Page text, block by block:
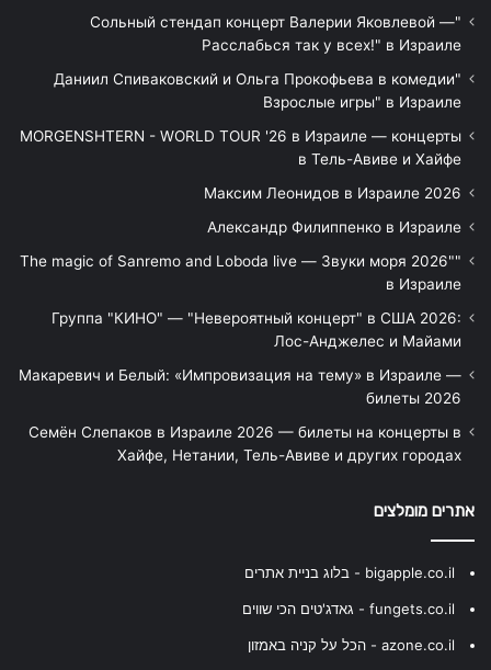
"Сольный стендап концерт Валерии Яковлевой —
Расслабься так у всех!" в Израиле
"Даниил Спиваковский и Ольга Прокофьева в комедии
Взрослые игры" в Израиле
MORGENSHTERN - WORLD TOUR '26 в Израиле — концерты
в Тель-Авиве и Хайфе
Максим Леонидов в Израиле 2026
Александр Филиппенко в Израиле
"The magic of Sanremo and Loboda live — Звуки моря 2026"
в Израиле
Группа "КИНО" — "Невероятный концерт" в США 2026:
Лос-Анджелес и Майами
Макаревич и Белый: «Импровизация на тему» в Израиле —
билеты 2026
Семён Слепаков в Израиле 2026 — билеты на концерты в
Хайфе, Нетании, Тель-Авиве и других городах
אתרים מומלצים
bigapple.co.il - בלוג בניית אתרים
fungets.co.il - גאדג'טים הכי שווים
azone.co.il - הכל על קניה באמזון